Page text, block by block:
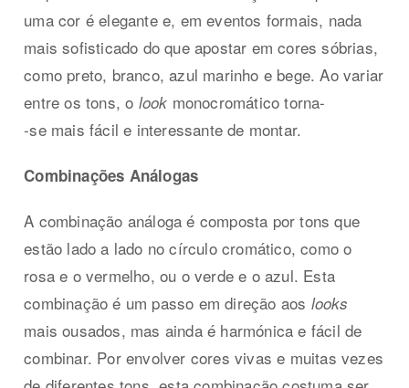
uma cor é elegante e, em eventos formais, nada
mais sofisticado do que apostar em cores sóbrias,
como preto, branco, azul marinho e bege. Ao variar
entre os tons, o look monocromático torna-
-se mais fácil e interessante de montar.
Combinações Análogas
A combinação análoga é composta por tons que
estão lado a lado no círculo cromático, como o
rosa e o vermelho, ou o verde e o azul. Esta
combinação é um passo em direção aos looks
mais ousados, mas ainda é harmónica e fácil de
combinar. Por envolver cores vivas e muitas vezes